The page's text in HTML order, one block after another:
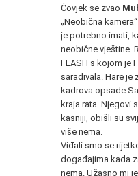
Čovjek se zvao
„Neobična
je potrebno imati,
neobične vještine.
FLASH s kojom je
sarađivala. Hare je
kadrova opsade
kraja rata. Njegovi
kasniji, obišli su
više nema.
Viđali smo se
događajima kada
nema. Užasno mi